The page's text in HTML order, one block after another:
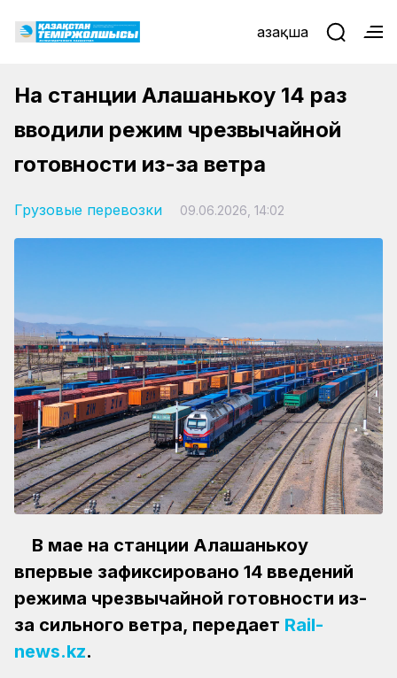
Қазақша
На станции Алашанькоу 14 раз
вводили режим чрезвычайной
готовности из-за ветра
Грузовые перевозки 09.06.2026, 14:02
В мае на станции Алашанькоу
впервые зафиксировано 14 введений
режима чрезвычайной готовности из-
за сильного ветра, передает Rail-
news.kz.